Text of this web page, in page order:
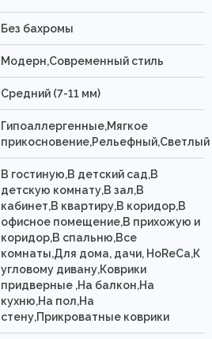
Без бахромы
Модерн,Современный стиль
Средний (7-11 мм)
Гипоаллергенные,Мягкое
прикосновение,Рельефный,Светлый
В гостиную,В детский сад,В
детскую комнату,В зал,В
кабинет,В квартиру,В коридор,В
офисное помещение,В прихожую и
коридор,В спальню,Все
комнаты,Для дома, дачи, HoReCa,К
угловому дивану,Коврики
придверные ,На балкон,На
кухню,На пол,На
стену,Прикроватные коврики